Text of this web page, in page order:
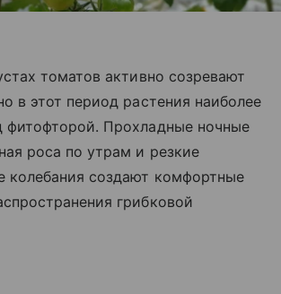
томатов активно созревают
в этот период растения наиболее
фитофторой. Прохладные ночные
роса по утрам и резкие
колебания создают комфортные
грибковой